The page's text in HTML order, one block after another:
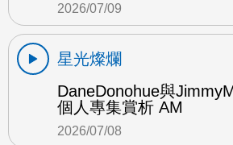
2026/07/09
星光燦爛
DaneDonohue與
個人專集賞析 AM
2026/07/08